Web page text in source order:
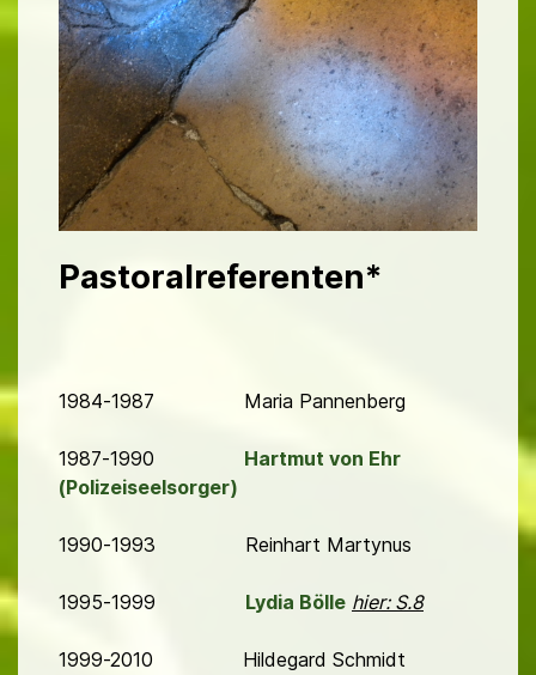
Pastoralreferenten*
1984-1987 Maria Pannenberg
1987-1990 Hartmut von Ehr
(Polizeiseelsorger)
1990-1993 Reinhart Martynus
1995-1999 Lydia Bölle hier: S.8
1999-2010 Hildegard Schmidt